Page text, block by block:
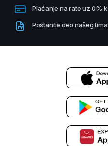
Plaćanje na rate uz 0%
Postanite deo našeg tima